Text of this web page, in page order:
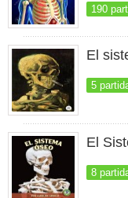
190
El
5
El
8